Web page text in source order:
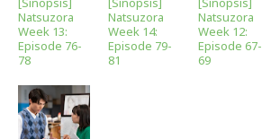
Natsuzora
Week 13:
Episode 76-
78
Natsuzora
Week 14:
Episode 79-
81
Natsuzora
Week 12:
Episode 67-
69